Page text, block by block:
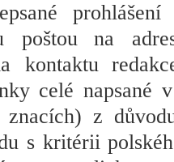
prohlášení
poštou
na
kontaktu
celé napsané
znacích) z
s kritérii